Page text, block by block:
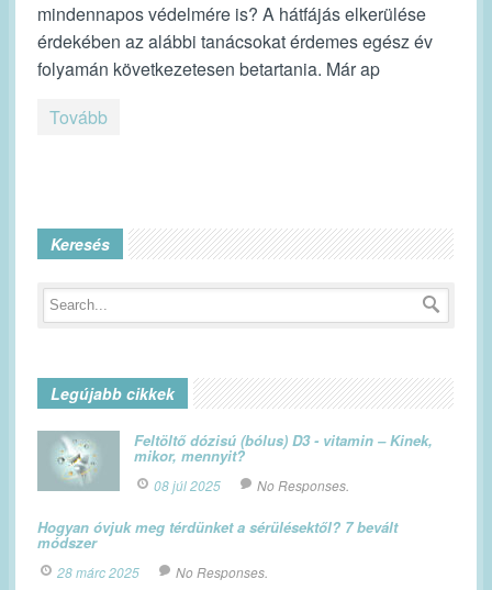
mindennapos védelmére is? A hátfájás elkerülése
érdekében az alábbi tanácsokat érdemes egész év
folyamán következetesen betartania. Már ap
Tovább
Keresés
Legújabb cikkek
Feltöltő dózisú (bólus) D3 - vitamin – Kinek,
mikor, mennyit?
08 júl 2025 No Responses.
Hogyan óvjuk meg térdünket a sérülésektől? 7 bevált
módszer
28 márc 2025 No Responses.